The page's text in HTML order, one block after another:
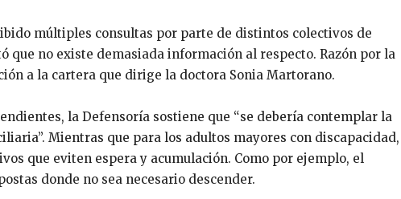
múltiples consultas por parte de distintos colectivos de
que no existe demasiada información al respecto. Razón por la
a la cartera que dirige la doctora Sonia Martorano.
la Defensoría sostiene que “se debería contemplar la
Mientras que para los adultos mayores con discapacidad,
que eviten espera y acumulación. Como por ejemplo, el
donde no sea necesario descender.